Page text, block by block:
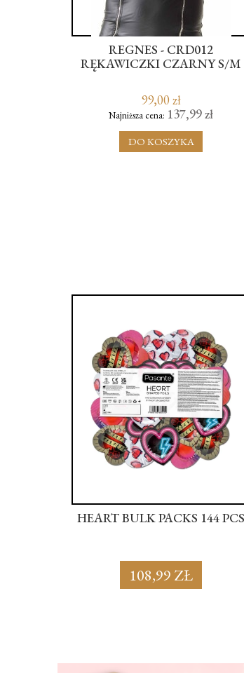
REGNES - CRD012
RĘKAWICZKI CZARNY S/M
Najniższa cena:137,99 zł
DO KOSZYKA
HEART BULK PACKS 144 PCS
108,99 ZŁ